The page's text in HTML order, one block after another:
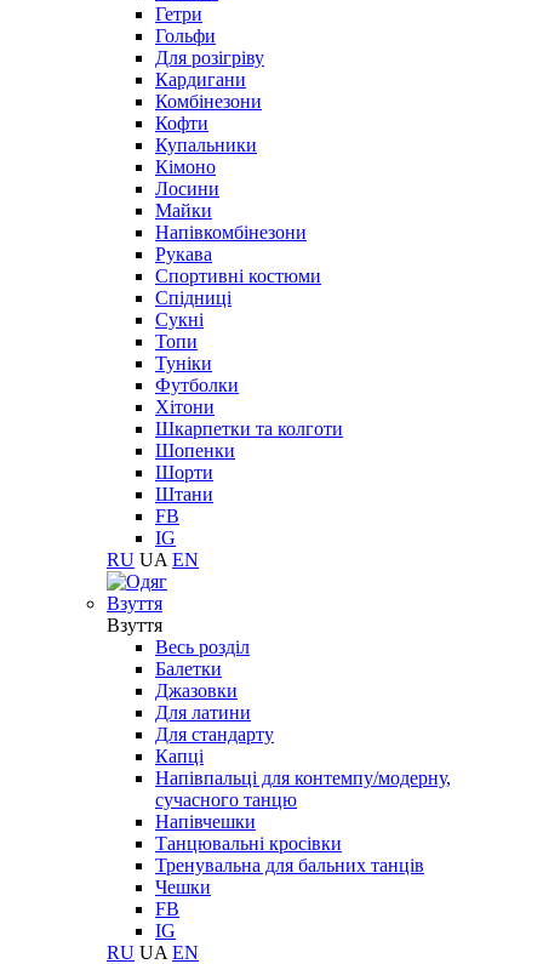
Гетри
Гольфи
Для розігріву
Кардигани
Комбінезони
Кофти
Купальники
Кімоно
Лосини
Майки
Напівкомбінезони
Рукава
Спортивні костюми
Спідниці
Сукні
Топи
Туніки
Футболки
Хітони
Шкарпетки та колготи
Шопенки
Шорти
Штани
FB
IG
RU UA EN
Взуття
Взуття
Весь розділ
Балетки
Джазовки
Для латини
Для стандарту
Капці
Напівпальці для контемпу/модерну,
сучасного танцю
Напівчешки
Танцювальні кросівки
Тренувальна для бальних танців
Чешки
FB
IG
RU UA EN